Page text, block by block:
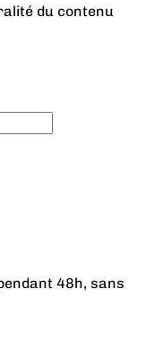
du contenu
48h, sans